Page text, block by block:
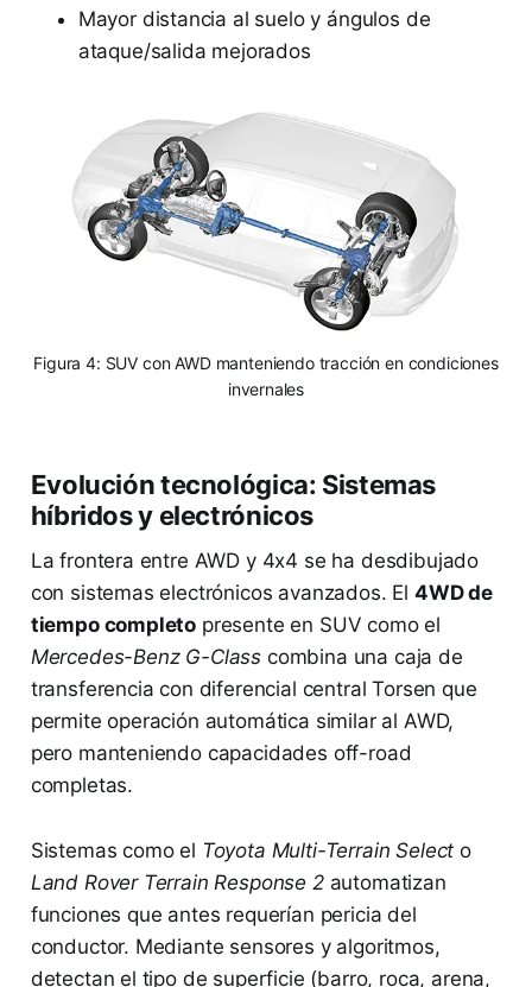
Mayor distancia al suelo y ángulos de
ataque/salida mejorados
Figura 4: SUV con AWD manteniendo tracción en condiciones
invernales
Evolución tecnológica: Sistemas
híbridos y electrónicos
La frontera entre AWD y 4x4 se ha desdibujado
con sistemas electrónicos avanzados. El 4WD de
tiempo completo presente en SUV como el
Mercedes-Benz G-Class combina una caja de
transferencia con diferencial central Torsen que
permite operación automática similar al AWD,
pero manteniendo capacidades off-road
completas.
Sistemas como el Toyota Multi-Terrain Select o
Land Rover Terrain Response 2automatizan
funciones que antes requerían pericia del
conductor. Mediante sensores y algoritmos,
detectan el tipo de superficie (barro, roca, arena,